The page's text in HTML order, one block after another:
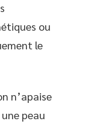
ou
le
n’apaise
peau